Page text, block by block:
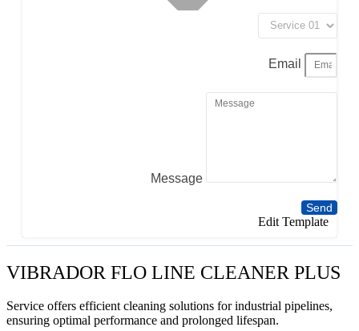
Email
Message
Send
Edit Template
VIBRADOR FLO LINE CLEANER PLUS
Service offers efficient cleaning solutions for industrial pipelines,
ensuring optimal performance and prolonged lifespan.